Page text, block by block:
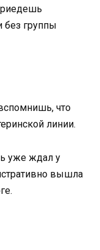
без группы
что
линии.
уже ждал у
вышла